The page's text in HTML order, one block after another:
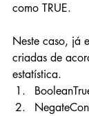
como TRUE.
Neste caso, já
criadas de
estatística.